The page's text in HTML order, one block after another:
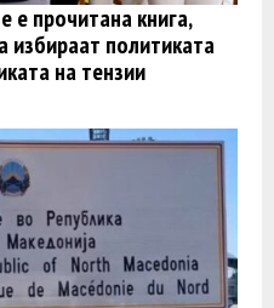
е прочитана книга,
избираат политиката
на тензии